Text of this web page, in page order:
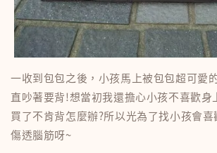
一收到包包之後，小孩馬上被包包超可愛
直吵著要背!想當初我還擔心小孩不喜歡身
買了不肯背怎麼辦?所以光為了找小孩會
傷透腦筋呀~